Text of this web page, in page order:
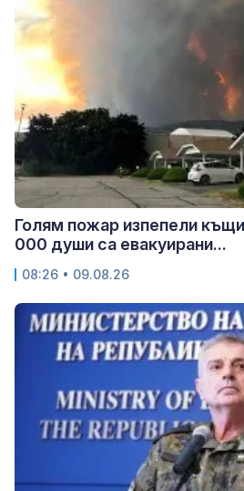
Голям пожар изпепели
000 души са евакуирани...
08:26 • 09.08.26